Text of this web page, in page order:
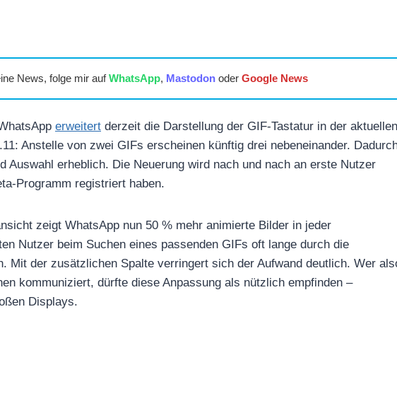
News, folge mir aufWhatsApp, Mastodonoder Google News
erweitert derzeit die Darstellung der GIF-Tastatur in der aktuellen
Anstelle von zwei GIFs erscheinen künftig drei nebeneinander.
Auswahl erheblich. Die Neuerung wird nach und nach an erste Nutzer
Programm registriert haben.
zeigt WhatsApp nun 50 % mehr animierte Bilder in jeder
Nutzer beim Suchen eines passenden GIFs oft lange durch die
Mit der zusätzlichen Spalte verringert sich der Aufwand deutlich. Wer
kommuniziert, dürfte diese Anpassung als nützlich empfinden –
Displays.